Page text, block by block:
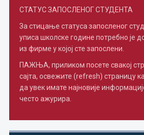
СТАТУС ЗАПОСЛЕНОГ СТУДЕНТА
За стицање статуса запосленог
уписа школске године потребно je
из фирме у којој сте запослени.
ПАЖЊА, приликом посете свакој
сајта, освежите (refresh) страницу
да увек имате најновије
често ажурира.